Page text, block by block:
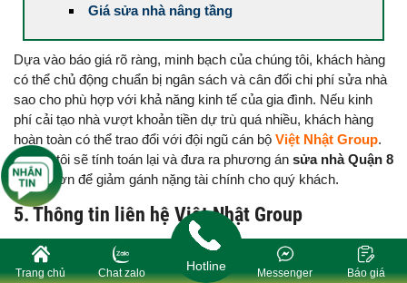
Giá sửa nhà nâng tầng
Dựa vào báo giá rõ ràng, minh bạch của chúng tôi, khách hàng
có thể chủ động chuẩn bị ngân sách và cân đối chi phí sửa nhà
sao cho phù hợp với khả năng kinh tế của gia đình. Nếu kinh
phí cải tạo nhà vượt khoản tiền dự trù quá nhiều, khách hàng
hoàn toàn có thể trao đổi với đội ngũ cán bộ Việt Nhật Group.
Chúng tôi sẽ tính toán lại và đưa ra phương án sửa nhà Quận 8
tối ưu hơn để giảm gánh nặng tài chính cho quý khách.
5. Thông tin liên hệ Việt Nhật Group
Việc sửa nhà không nên trì hoãn, bởi càng kéo dài, công trình
càng xuống cấp khiến quá trình thi công gặp nhiều khó khăn, từ
Trang chủ Chat zalo Báo giá
Messenger
Hotline